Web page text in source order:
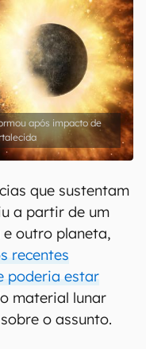
após impacto de
que sustentam
a partir de um
outro planeta,
recentes
poderia estar
material lunar
o assunto.